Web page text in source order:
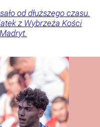
od dłuższego czasu.
z Wybrzeża Kości